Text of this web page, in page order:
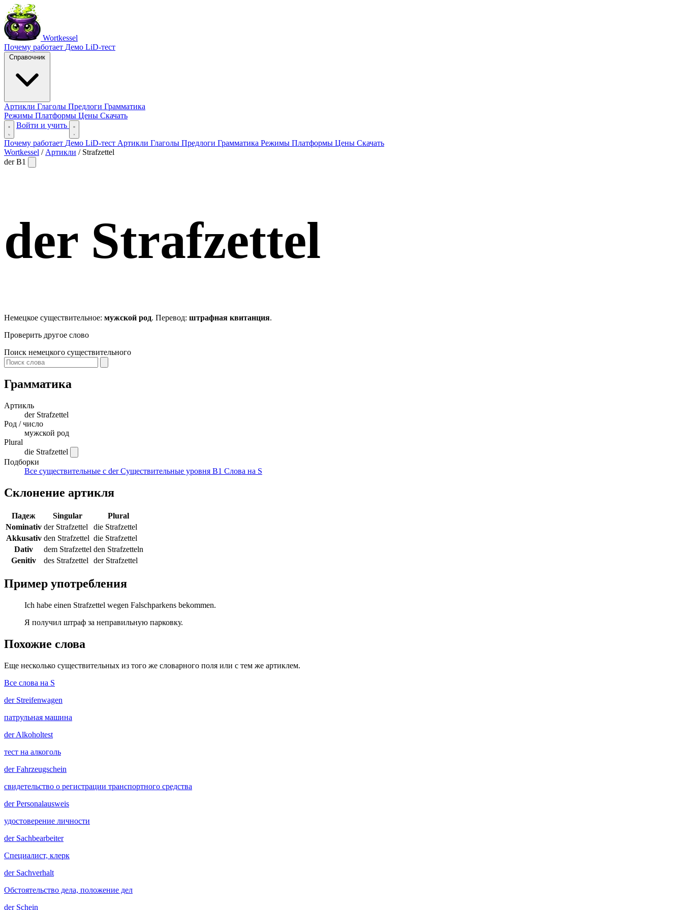
Wortkessel
Почему работает Демо LiD-тест
Справочник
Артикли Глаголы Предлоги Грамматика
Режимы Платформы Цены Скачать
Войти и учить
Почему работает Демо LiD-тест Артикли Глаголы Предлоги Грамматика Режимы Платформы Цены Скачать
Wortkessel / Артикли / Strafzettel
derB1
der Strafzettel
Немецкое существительное: мужской род. Перевод: штрафная квитанция.
Проверить другое слово
Поиск немецкого существительного
Грамматика
Артикль
derStrafzettel
Род / число
мужской род
Plural
die Strafzettel
Подборки
Все существительные с derСуществительные уровня B1 Слова на S
Склонение артикля
Падеж Singular
Plural
Nominativ der Strafzettel
die Strafzettel
Akkusativ den Strafzettel die Strafzettel
Dativ
dem Strafzettel den Strafzetteln
Genitiv
des Strafzettel der Strafzettel
Пример употребления
Ich habe einen Strafzettel wegen Falschparkens bekommen.
Я получил штраф за неправильную парковку.
Похожие слова
Еще несколько существительных из того же словарного поля или с тем же артиклем.
Все слова на S
derStreifenwagen
патрульная машина
derAlkoholtest
тест на алкоголь
derFahrzeugschein
свидетельство о регистрации транспортного средства
derPersonalausweis
удостоверение личности
derSachbearbeiter
Специалист, клерк
derSachverhalt
Обстоятельство дела, положение дел
derSchein